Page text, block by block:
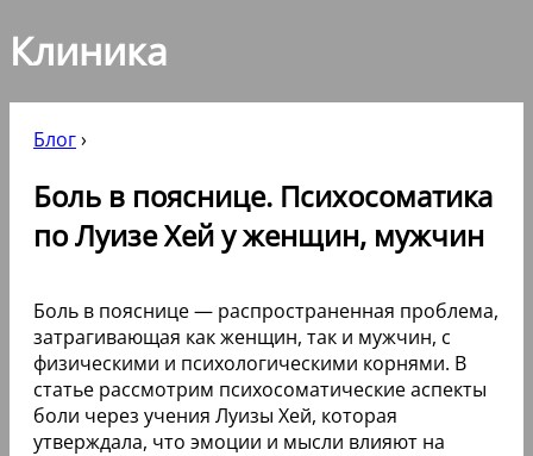
Клиника
Блог›
Боль в пояснице. Психосоматика
по Луизе Хей у женщин, мужчин
Боль в пояснице — распространенная проблема,
затрагивающая как женщин, так и мужчин, с
физическими и психологическими корнями. В
статье рассмотрим психосоматические аспекты
боли через учения Луизы Хей, которая
утверждала, что эмоции и мысли влияют на